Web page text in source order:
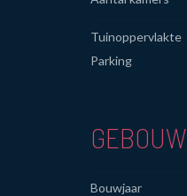
Tuinoppervlakte
Parking
GEBOUW
Bouwjaar